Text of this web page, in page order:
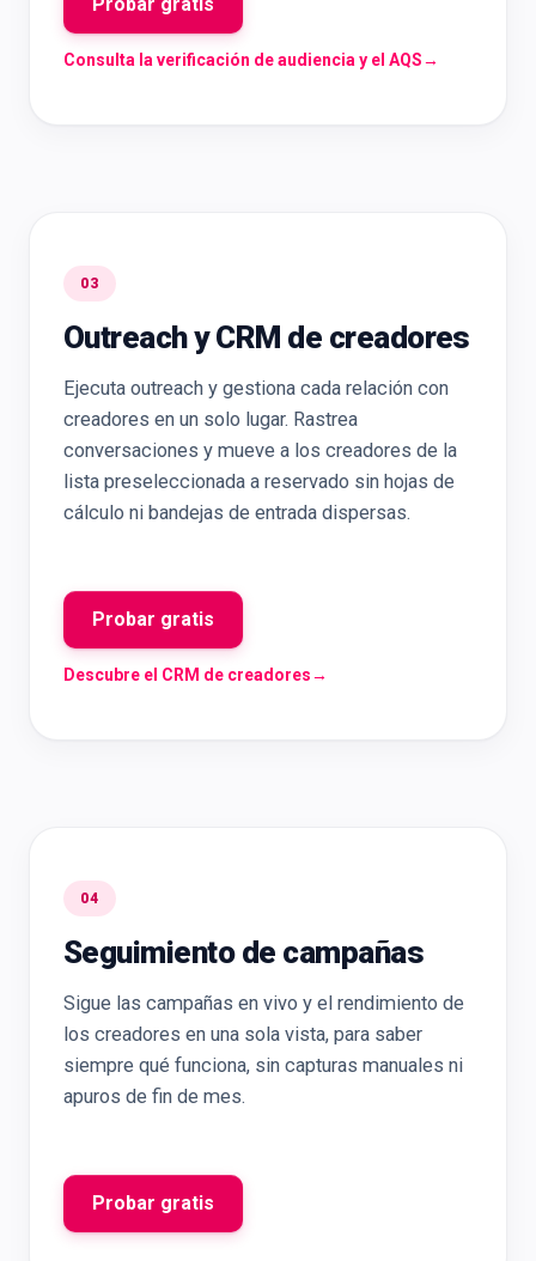
Consulta la verificación de audiencia y el AQS→
03
Outreach y CRM de creadores
Ejecuta outreach y gestiona cada relación con
creadores en un solo lugar. Rastrea
conversaciones y mueve a los creadores de la
lista preseleccionada a reservado sin hojas de
cálculo ni bandejas de entrada dispersas.
Probar gratis
Descubre el CRM de creadores→
04
Seguimiento de campañas
Sigue las campañas en vivo y el rendimiento de
los creadores en una sola vista, para saber
siempre qué funciona, sin capturas manuales ni
apuros de fin de mes.
Probar gratis